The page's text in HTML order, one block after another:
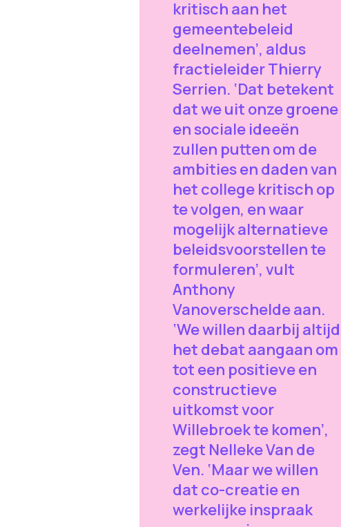
kritisch aan het
gemeentebeleid
deelnemen’, aldus
fractieleider Thierry
Serrien. ‘Dat betekent
dat we uit onze groene
en sociale ideeën
zullen putten om de
ambities en daden van
het college kritisch op
te volgen, en waar
mogelijk alternatieve
beleidsvoorstellen te
formuleren’, vult
Anthony
Vanoverschelde aan.
‘We willen daarbij altijd
het debat aangaan om
tot een positieve en
constructieve
uitkomst voor
Willebroek te komen’,
zegt Nelleke Van de
Ven. ‘Maar we willen
dat co-creatie en
werkelijke inspraak